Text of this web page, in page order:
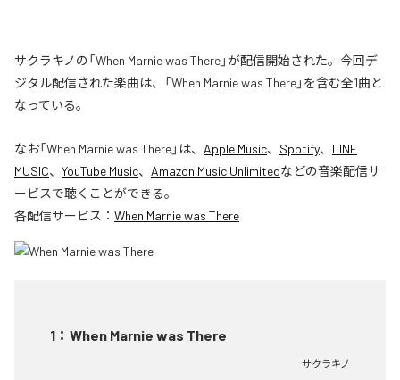
サクラキノの「When Marnie was There」が配信開始された。今回デ
ジタル配信された楽曲は、「When Marnie was There」を含む全1曲と
なっている。
なお「When Marnie was There」は、 Apple Music、 Spotify、 LINE
MUSIC、 YouTube Music、 Amazon Music Unlimitedなどの音楽配信サ
ービスで聴くことができる。
各配信サービス： When Marnie was There
1 ： When Marnie was There
サクラキノ